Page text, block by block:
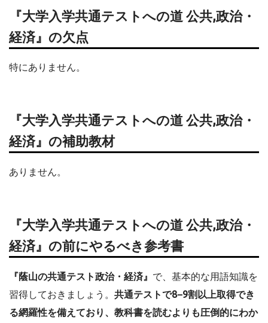
『大学入学共通テストへの道 公共,政治・
経済』の欠点
特にありません。
『大学入学共通テストへの道 公共,政治・
経済』の補助教材
ありません。
『大学入学共通テストへの道 公共,政治・
経済』の前にやるべき参考書
『蔭山の共通テスト政治・経済』 で、基本的な用語知識を
習得しておきましょう。 共通テストで8−9割以上取得でき
る網羅性を備えており、教科書を読むよりも圧倒的にわか